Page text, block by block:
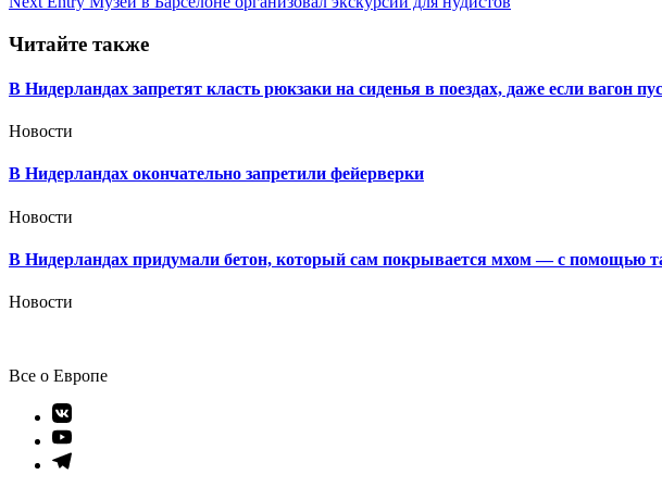
по
записям
Читайте также
В Нидерландах запретят класть рюкзаки на сиденья в поездах, даже если вагон
Новости
В Нидерландах окончательно запретили фейерверки
Новости
В Нидерландах придумали бетон, который сам покрывается мхом — с помощью
Новости
Все о Европе
Элемент
меню
Элемент
меню
Элемент